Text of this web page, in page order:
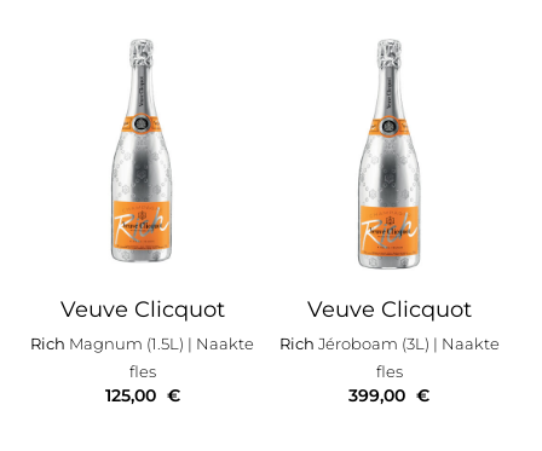
Veuve Clicquot
Rich Magnum (1.5L) | Naakte
fles
125,00 €
Veuve Clicquot
Rich Jéroboam (3L) | Naakte
fles
399,00 €